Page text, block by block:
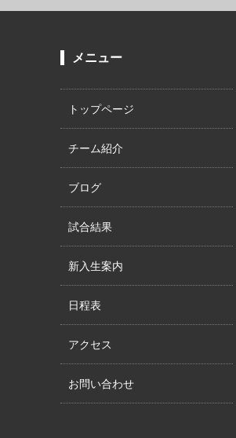
メニュー
トップページ
チーム紹介
ブログ
試合結果
新入生案内
日程表
アクセス
お問い合わせ